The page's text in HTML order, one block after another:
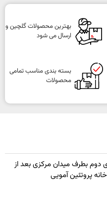
بهترین محصولات گلچین و
ارسال می شود
بسته بندی مناسب تمامی
محصولات
سیمتری دوم بطرف میدان مرکزی بعد از